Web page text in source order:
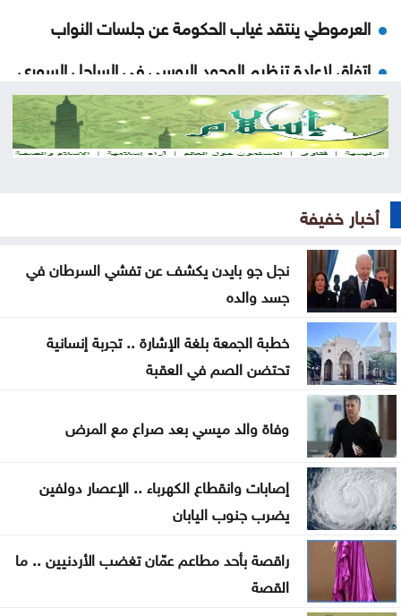
العرموطي ينتقد غياب الحكومة عن جلسات النواب
اتفاق لإعادة تنظيم الوجود الروسي في الساحل السوري
افتتاح دورة قادة الكتائب والتفتيشات العسكرية بالقيادة
والأركان
القبض على شخص حاول التسلل عبر الحدود الشمالية
فيديو لفرقة من طلبة عمان الأهلية بعنوان: دايماً بالعالي
، بنينا جيل ورا جيل
شراكة تجمع بين المركزية تويوتا ونادي عمّان FC
الحنيطي يستقبل مدير عام إدارة الخدمات الطبية الليبية
نتنياهو: إيران لن تمتلك أسلحة نووية
أخبار خفيفة
نجل جو بايدن يكشف عن تفشي السرطان في
جسد والده
خطبة الجمعة بلغة الإشارة .. تجربة إنسانية
تحتضن الصم في العقبة
وفاة والد ميسي بعد صراع مع المرض
إصابات وانقطاع الكهرباء .. الإعصار دولفين
يضرب جنوب اليابان
راقصة بأحد مطاعم عمّان تغضب الأردنيين .. ما
القصة